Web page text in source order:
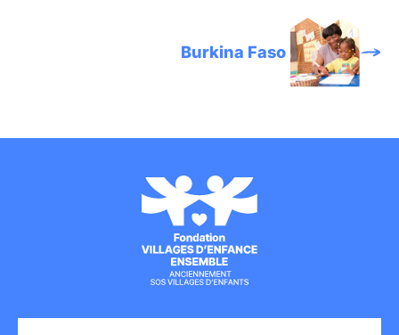
Burkina Faso